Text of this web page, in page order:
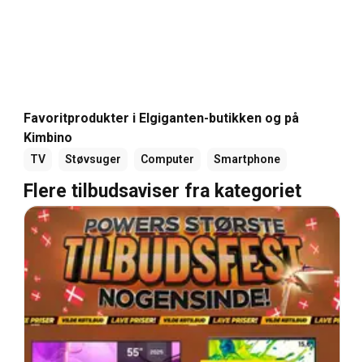
Favoritprodukter i Elgiganten-butikken og på
Kimbino
TV Støvsuger Computer Smartphone
Flere tilbudsaviser fra kategoriet